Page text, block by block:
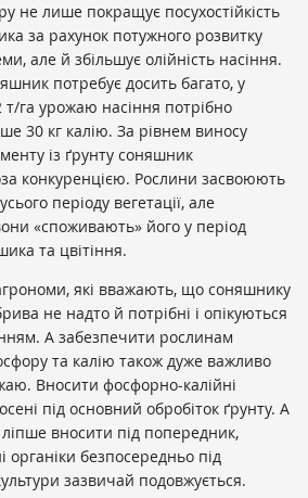
не лише покращує посухостійкість
за рахунок потужного розвитку
але й збільшує олійність насіння.
потребує досить багато, у
т/га урожаю насіння потрібно
30 кг калію. За рівнем виносу
із ґрунту соняшник
конкуренцією. Рослини засвоюють
періоду вегетації, але
«споживають» його у період
та цвітіння.
які вважають, що соняшнику
не надто й потрібні і опікуються
А забезпечити рослинам
та калію також дуже важливо
Вносити фосфорно-калійні
під основний обробіток ґрунту. А
вносити під попередник,
органіки безпосередньо під
зазвичай подовжується.